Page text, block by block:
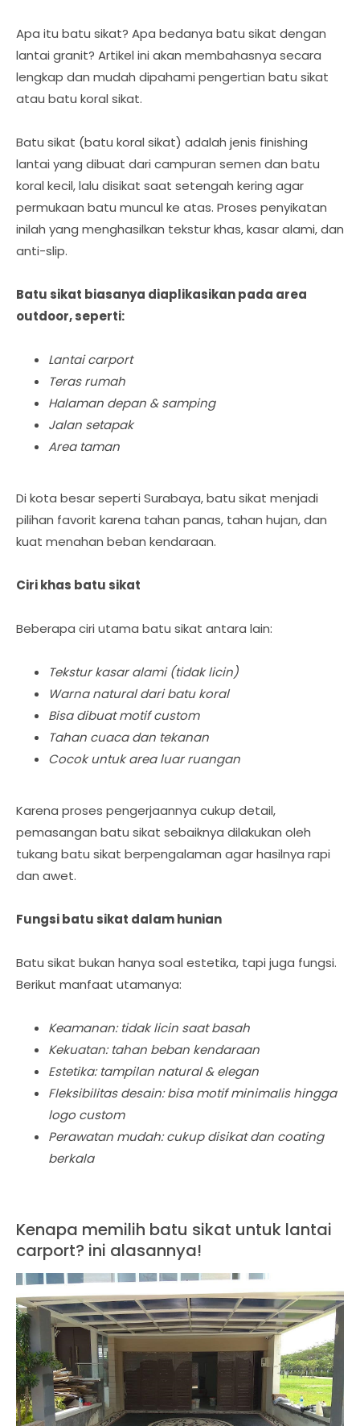
Apa itu batu sikat? Apa bedanya batu sikat dengan
lantai granit? Artikel ini akan membahasnya secara
lengkap dan mudah dipahami pengertian batu sikat
atau batu koral sikat.
Batu sikat (batu koral sikat) adalah jenis finishing
lantai yang dibuat dari campuran semen dan batu
koral kecil, lalu disikat saat setengah kering agar
permukaan batu muncul ke atas. Proses penyikatan
inilah yang menghasilkan tekstur khas, kasar alami, dan
anti-slip.
Batu sikat biasanya diaplikasikan pada area
outdoor, seperti:
Lantai carport
Teras rumah
Halaman depan & samping
Jalan setapak
Area taman
Di kota besar seperti Surabaya, batu sikat menjadi
pilihan favorit karena tahan panas, tahan hujan, dan
kuat menahan beban kendaraan.
Ciri khas batu sikat
Beberapa ciri utama batu sikat antara lain:
Tekstur kasar alami (tidak licin)
Warna natural dari batu koral
Bisa dibuat motif custom
Tahan cuaca dan tekanan
Cocok untuk area luar ruangan
Karena proses pengerjaannya cukup detail,
pemasangan batu sikat sebaiknya dilakukan oleh
tukang batu sikat berpengalaman agar hasilnya rapi
dan awet.
Fungsi batu sikat dalam hunian
Batu sikat bukan hanya soal estetika, tapi juga fungsi.
Berikut manfaat utamanya:
Keamanan: tidak licin saat basah
Kekuatan: tahan beban kendaraan
Estetika: tampilan natural & elegan
Fleksibilitas desain: bisa motif minimalis hingga
logo custom
Perawatan mudah: cukup disikat dan coating
berkala
Kenapa memilih batu sikat untuk lantai
carport? ini alasannya!